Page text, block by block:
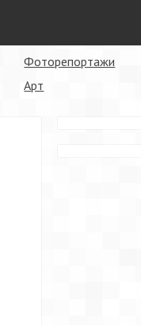
Фоторепортажи
Арт